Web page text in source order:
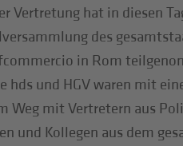
Vertretung hat in diesen
des
in Rom
hds und HGV waren mit
Weg mit Vertretern aus
und Kollegen aus dem